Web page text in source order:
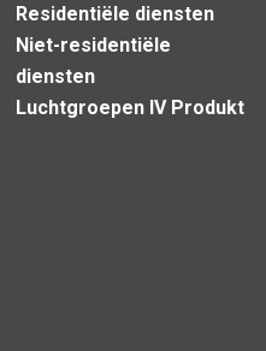
Residentiële diensten
Niet-residentiële
diensten
Luchtgroepen IV Produkt